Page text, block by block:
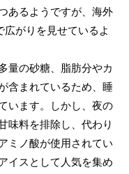
あるようですが、海外
広がりを見せているよ
量の砂糖、脂肪分やカ
含まれているため、睡
います。しかし、夜の
味料を排除し、代わり
ミノ酸が使用されてい
イスとして人気を集め